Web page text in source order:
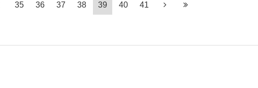
35 36 37 38 39 40 41